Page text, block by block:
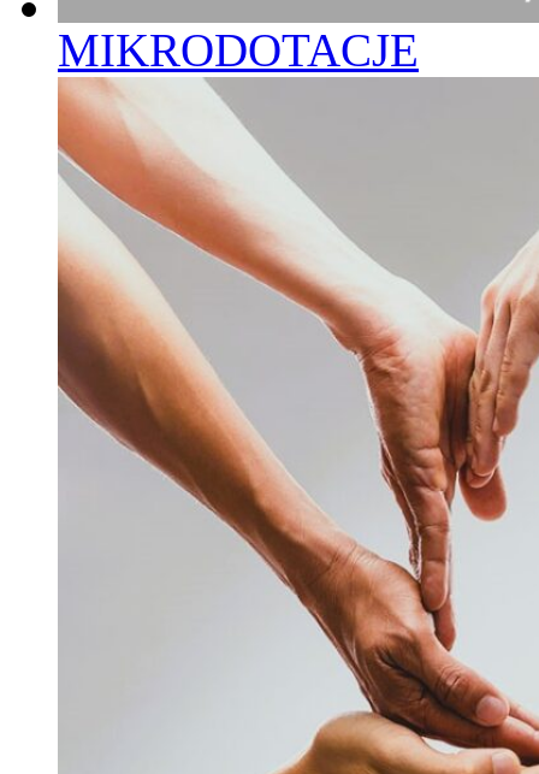
MIKRODOTACJE